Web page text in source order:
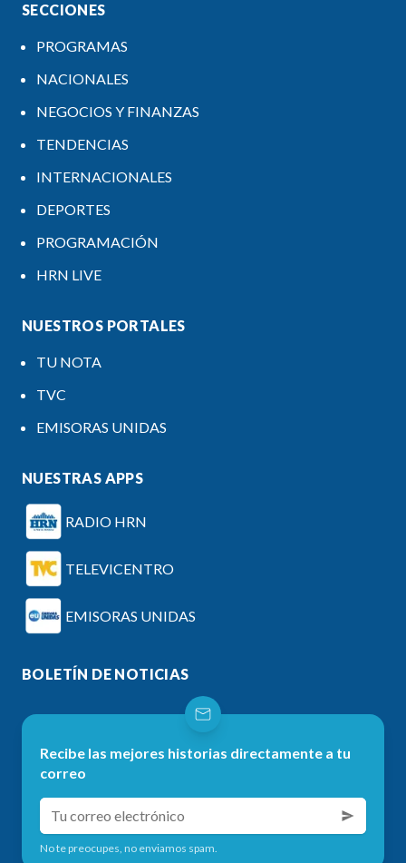
SECCIONES
PROGRAMAS
NACIONALES
NEGOCIOS Y FINANZAS
TENDENCIAS
INTERNACIONALES
DEPORTES
PROGRAMACIÓN
HRN LIVE
NUESTROS PORTALES
TU NOTA
TVC
EMISORAS UNIDAS
NUESTRAS APPS
RADIO HRN
TELEVICENTRO
EMISORAS UNIDAS
BOLETÍN DE NOTICIAS
Recibe las mejores historias directamente a tu
correo
No te preocupes, no enviamos spam.